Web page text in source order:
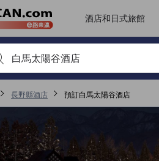
酒店和日式旅館
輸入住宿名稱或關鍵字搜尋，並使用箭頭鍵
長野縣酒店 預訂白馬太陽谷酒店